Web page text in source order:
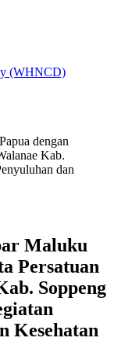
(WHNCD)
dengan
Kab.
dan
Maluku
Persatuan
Soppeng
Kesehatan